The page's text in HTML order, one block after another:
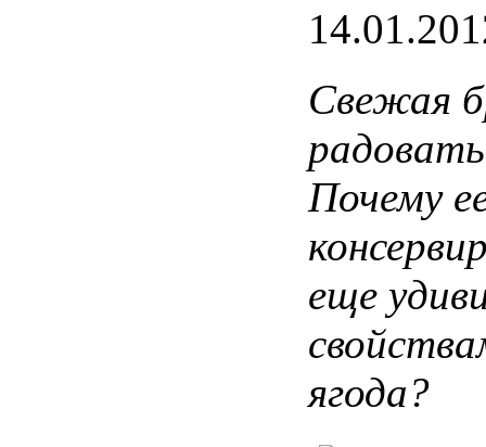
Свежая
радовать
Почему
еще
ягода?